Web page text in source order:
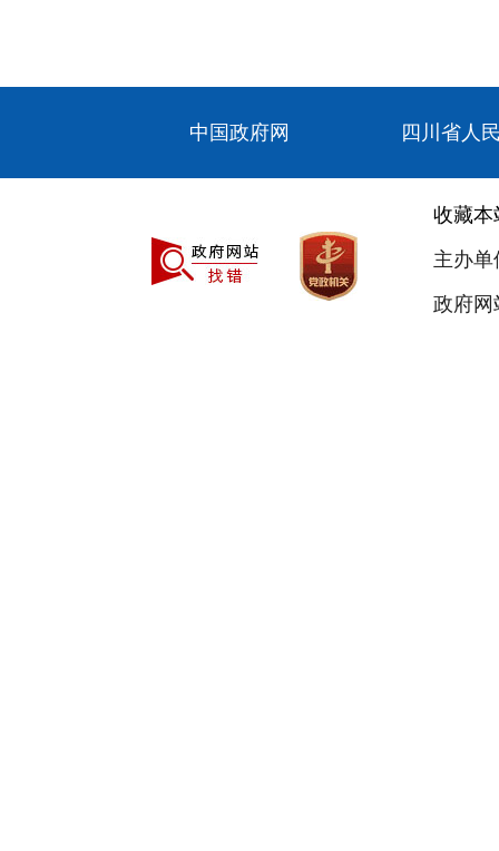
中国政府网 四川省人
收藏本
主办
政府网